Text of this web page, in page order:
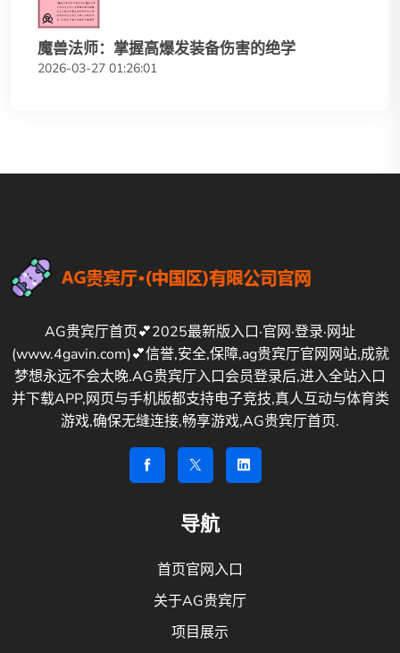
魔兽法师：掌握高爆发装备伤害的绝学
2026-03-27 01:26:01
AG贵宾厅首页💕2025最新版入口·官网·登录·网址
(www.4gavin.com)💕信誉,安全,保障,ag贵宾厅官网网站,成就
梦想永远不会太晚.AG贵宾厅入口会员登录后,进入全站入口
并下载APP,网页与手机版都支持电子竞技,真人互动与体育类
游戏,确保无缝连接,畅享游戏,AG贵宾厅首页.
导航
首页官网入口
关于AG贵宾厅
项目展示